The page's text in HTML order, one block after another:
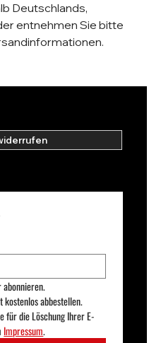
Deutschlands,
entnehmen Sie bitte
abonnieren.
kostenlos abbestellen.
für die Löschung Ihrer E-
Impressum.